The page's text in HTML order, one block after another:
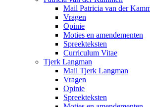
Mail Patricia van der
Vragen
Opinie
Moties en amendementen
Spreekteksten
Curriculum Vitae
Tjerk Langman
Mail Tjerk Langman
Vragen
Opinie
Spreekteksten